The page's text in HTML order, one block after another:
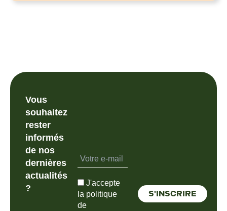
Vous
souhaitez
rester
informés
de nos
dernières
actualités
?
J'accepte
la politique
de